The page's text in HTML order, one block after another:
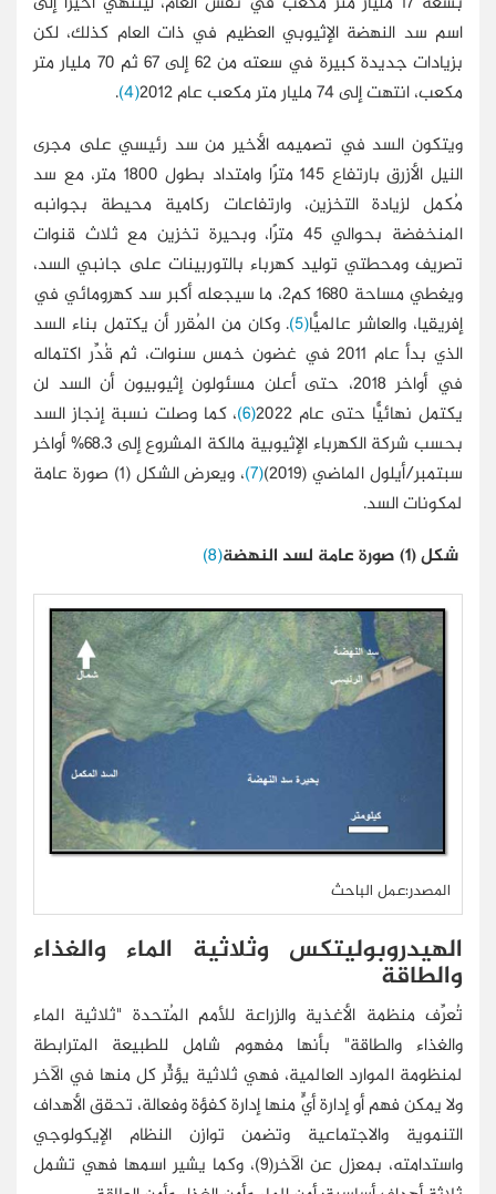
اسم سد النهضة الإثيوبي العظيم في ذات العام كذلك، لكن
بزيادات جديدة كبيرة في سعته من 62 إلى 67 ثم 70 مليار متر
مكعب، انتهت إلى 74 مليار متر مكعب عام 2012
(4)
.
ويتكون السد في تصميمه الأخير من سد رئيسي على مجرى
النيل الأزرق بارتفاع 145 مترًا وامتداد بطول 1800 متر، مع سد
مُكمل لزيادة التخزين، وارتفاعات ركامية محيطة بجوانبه
المنخفضة بحوالي 45 مترًا، وبحيرة تخزين مع ثلاث قنوات
تصريف ومحطتي توليد كهرباء بالتوربينات على جانبي السد،
ويغطي مساحة 1680 كم2، ما سيجعله أكبر سد كهرومائي في
إفريقيا، والعاشر عالميًّا(5) . وكان من المُقرر أن يكتمل بناء السد
الذي بدأ عام 2011 في غضون خمس سنوات، ثم قُدِّر اكتماله
في أواخر 2018، حتى أعلن مسئولون إثيوبيون أن السد لن
يكتمل نهائيًّا حتى عام 2022
(6) ، كما وصلت نسبة إنجاز السد
بحسب شركة الكهرباء الإثيوبية مالكة المشروع إلى 68.3% أواخر
سبتمبر/أيلول الماضي (2019)
(7)
، ويعرض الشكل (1) صورة عامة
لمكونات السد.
شكل (1) صورة عامة لسد النهضة
(8)
المصدر:عمل الباحث
الهيدروبوليتكس وثلاثية الماء والغذاء
والطاقة
تُعرِّف منظمة الأغذية والزراعة للأمم المُتحدة "ثلاثية الماء
والغذاء والطاقة" بأنها مفهوم شامل للطبيعة المترابطة
لمنظومة الموارد العالمية، فهي ثلاثية يؤثِّر كل منها في الآخر
ولا يمكن فهم أو إدارة أيٍّ منها إدارة كفؤة وفعالة، تحقق الأهداف
التنموية والاجتماعية وتضمن توازن النظام الإيكولوجي
واستدامته، بمعزل عن الآخر(9)، وكما يشير اسمها فهي تشمل